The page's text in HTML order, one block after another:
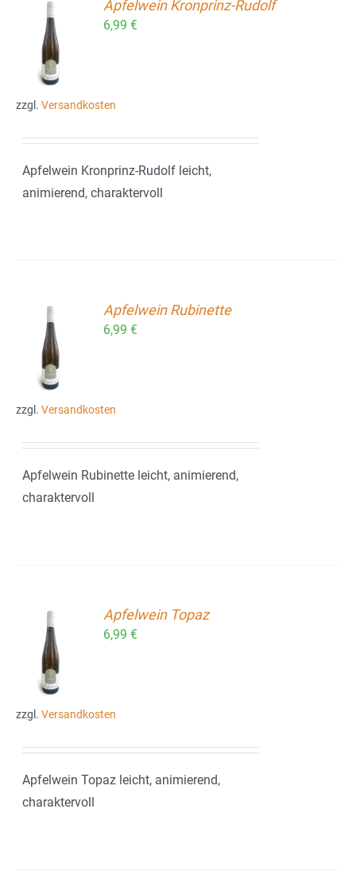
Apfelwein Kronprinz-Rudolf
6,99€
zzgl. Versandkosten
Apfelwein Kronprinz-Rudolf leicht,
animierend, charaktervoll
Apfelwein Rubinette
6,99€
zzgl. Versandkosten
Apfelwein Rubinette leicht, animierend,
charaktervoll
Apfelwein Topaz
6,99€
zzgl. Versandkosten
Apfelwein Topaz leicht, animierend,
charaktervoll